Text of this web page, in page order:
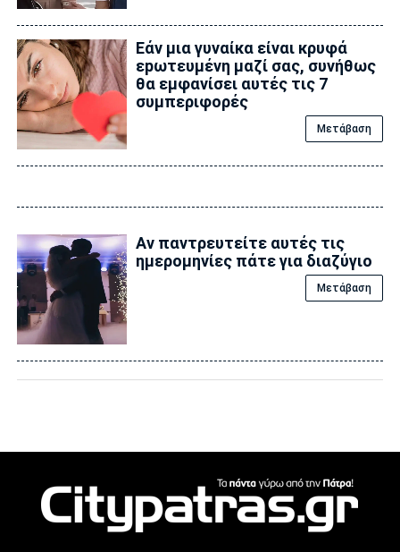
Εάν μια γυναίκα είναι κρυφά
εpωτευμένη μαζί σας, συνήθως
θα εμφανίσει αυτές τις 7
συμπεριφορές
Μετάβαση
Αν παντρευτείτε αυτές τις
ημερομηνίες πάτε για διαζύγιο
Μετάβαση